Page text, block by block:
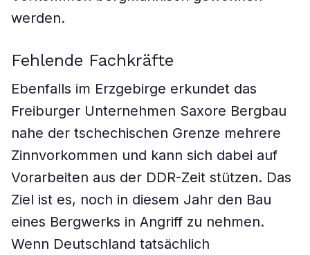
werden.
Fehlende Fachkräfte
Ebenfalls im Erzgebirge erkundet das
Freiburger Unternehmen Saxore Bergbau
nahe der tschechischen Grenze mehrere
Zinnvorkommen und kann sich dabei auf
Vorarbeiten aus der DDR-Zeit stützen. Das
Ziel ist es, noch in diesem Jahr den Bau
eines Bergwerks in Angriff zu nehmen.
Wenn Deutschland tatsächlich